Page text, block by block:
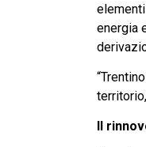
energia
Il